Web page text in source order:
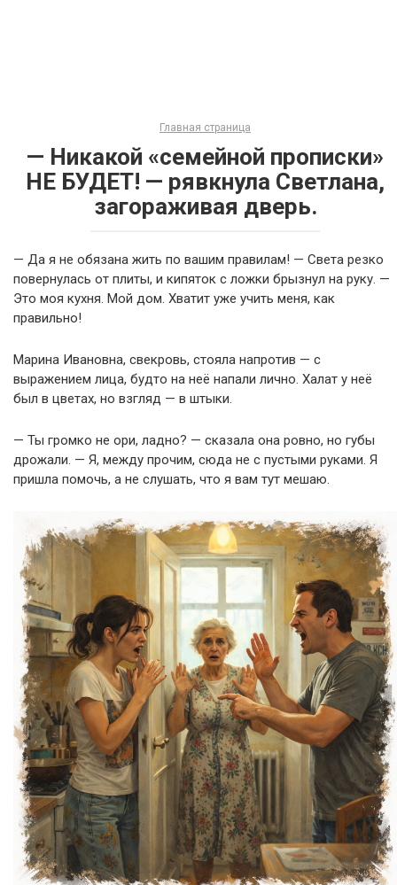
Главная страница
— Никакой «семейной прописки»
НЕ БУДЕТ! — рявкнула Светлана,
загораживая дверь.
— Да я не обязана жить по вашим правилам! — Света резко
повернулась от плиты, и кипяток с ложки брызнул на руку. —
Это моя кухня. Мой дом. Хватит уже учить меня, как
правильно!
Марина Ивановна, свекровь, стояла напротив — с
выражением лица, будто на неё напали лично. Халат у неё
был в цветах, но взгляд — в штыки.
— Ты громко не ори, ладно? — сказала она ровно, но губы
дрожали. — Я, между прочим, сюда не с пустыми руками. Я
пришла помочь, а не слушать, что я вам тут мешаю.